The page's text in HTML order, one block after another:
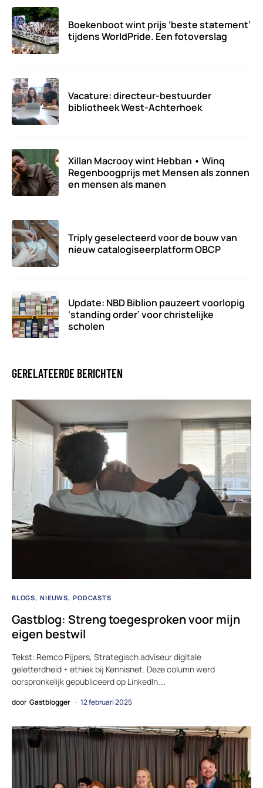
Boekenboot wint prijs ‘beste statement’
tijdens WorldPride. Een fotoverslag
Vacature: directeur-bestuurder
bibliotheek West-Achterhoek
Xillan Macrooy wint Hebban • Winq
Regenboogprijs met Mensen als zonnen
en mensen als manen
Triply geselecteerd voor de bouw van
nieuw catalogiseerplatform OBCP
Update: NBD Biblion pauzeert voorlopig
‘standing order’ voor christelijke
scholen
GERELATEERDE BERICHTEN
BLOGS NIEUWS PODCASTS
Gastblog: Streng toegesproken voor mijn
eigen bestwil
Tekst: Remco Pijpers, Strategisch adviseur digitale
geletterdheid + ethiek bij Kennisnet. Deze column werd
oorspronkelijk gepubliceerd op LinkedIn.…
door Gastblogger 12 februari 2025